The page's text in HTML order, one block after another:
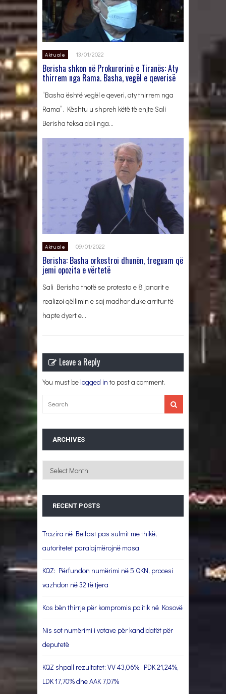
Aktuale 13/01/2022
Berisha shkon në Prokurorinë e Tiranës: Aty
thirrem nga Rama. Basha, vegël e qeverisë
“Basha është vegël e qeveri, aty thirrem nga
Rama”. Kështu u shpreh këtë të enjte Sali
Berisha teksa doli nga…
Aktuale 09/01/2022
Berisha: Basha orkestroi dhunën, treguam që
jemi opozita e vërtetë
Sali Berisha thotë se protesta e 8 janarit e
realizoi qëllimin e saj madhor duke arritur të
hapte dyert e…
Leave a Reply
You must be logged in to post a comment.
ARCHIVES
Archives
RECENT POSTS
Trazira në Belfast pas sulmit me thikë,
autoritetet paralajmërojnë masa
KQZ: Përfundon numërimi në 5 QKN, procesi
vazhdon në 32 të tjera
Kos bën thirrje për kompromis politik në Kosovë
Nis sot numërimi i votave për kandidatët për
deputetë
KQZ shpall rezultatet: VV 43,06%, PDK 21,24%,
LDK 17,70% dhe AAK 7,07%